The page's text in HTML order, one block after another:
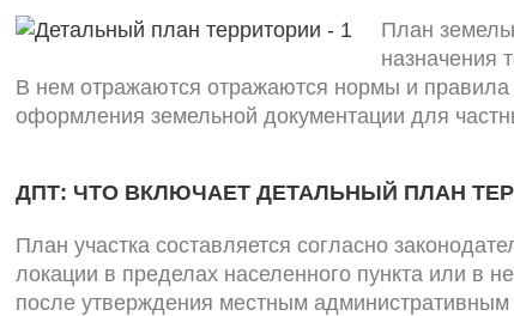
План
назначения
В нем отражаются отражаются нормы и правила
оформления земельной документации для
ДПТ: ЧТО ВКЛЮЧАЕТ ДЕТАЛЬНЫЙ ПЛАН
План участка составляется согласно
локации в пределах населенного пункта или в
после утверждения местным